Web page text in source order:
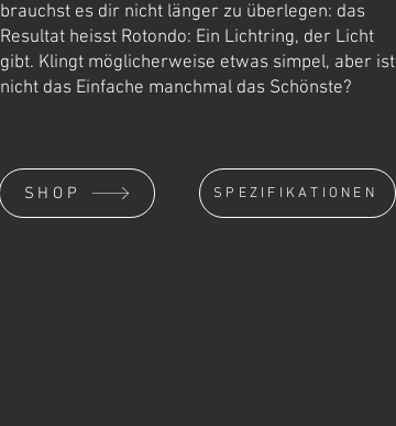
brauchst es dir nicht länger zu überlegen: das
Resultat heisst Rotondo: Ein Lichtring, der Licht
gibt. Klingt möglicherweise etwas simpel, aber ist
nicht das Einfache manchmal das Schönste?
SHOP SPEZIFIKATIONEN